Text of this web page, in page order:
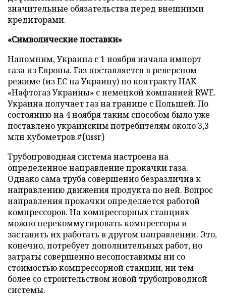
значительные обязательства перед внешними
кредиторами.
«Символические поставки»
Напомним, Украина с 1 ноября начала импорт
газа из Европы. Газ поставляется в реверсном
режиме (из ЕС на Украину) по контракту НАК
«Нафтогаз Украины» с немецкой компанией RWE.
Украина получает газ на границе с Польшей. По
состоянию на 4 ноября таким способом было уже
поставлено украинским потребителям около 3,3
млн кубометров.#{ussr}
Трубопроводная система настроена на
определенное направление прокачки газа.
Однако сама труба совершенно безразлична к
направлению движения продукта по ней. Вопрос
направления прокачки определяется работой
компрессоров. На компрессорных станциях
можно перекоммутировать компрессоры и
заставить их работать в другом направлении. Это,
конечно, потребует дополнительных работ, но
затраты совершенно несопоставимы ни со
стоимостью компрессорной станции, ни тем
более со строительством новой трубопроводной
системы.